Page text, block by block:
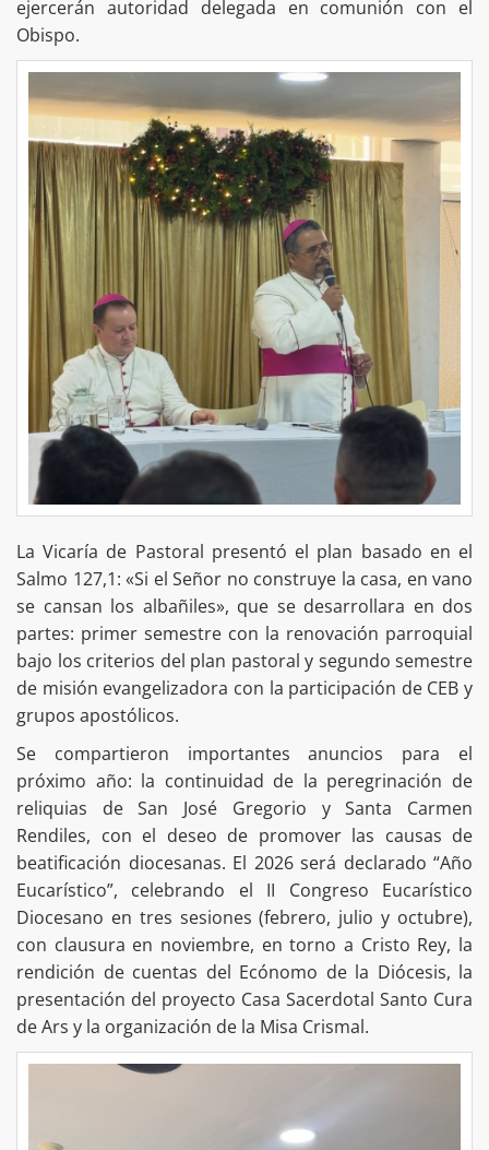
ejercerán autoridad delegada en comunión con el
Obispo.
La Vicaría de Pastoral presentó el plan basado en el
Salmo 127,1: «Si el Señor no construye la casa, en vano
se cansan los albañiles», que se desarrollara en dos
partes: primer semestre con la renovación parroquial
bajo los criterios del plan pastoral y segundo semestre
de misión evangelizadora con la participación de CEB y
grupos apostólicos.
Se compartieron importantes anuncios para el
próximo año: la continuidad de la peregrinación de
reliquias de San José Gregorio y Santa Carmen
Rendiles, con el deseo de promover las causas de
beatificación diocesanas. El 2026 será declarado “Año
Eucarístico”, celebrando el II Congreso Eucarístico
Diocesano en tres sesiones (febrero, julio y octubre),
con clausura en noviembre, en torno a Cristo Rey, la
rendición de cuentas del Ecónomo de la Diócesis, la
presentación del proyecto Casa Sacerdotal Santo Cura
de Ars y la organización de la Misa Crismal.